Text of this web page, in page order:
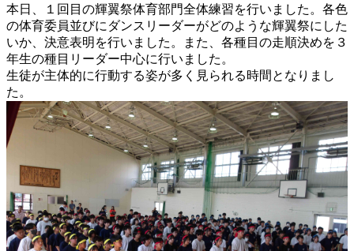
本日、１回目の輝翼祭体育部門全体練習を行いました。各色
の体育委員並びにダンスリーダーがどのような輝翼祭にした
いか、決意表明を行いました。また、各種目の走順決めを３
年生の種目リーダー中心に行いました。
生徒が主体的に行動する姿が多く見られる時間となりまし
た。